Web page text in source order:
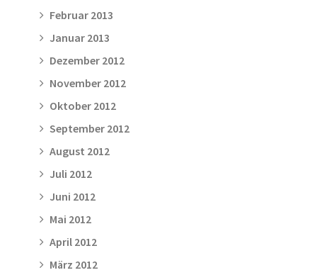
Februar 2013
Januar 2013
Dezember 2012
November 2012
Oktober 2012
September 2012
August 2012
Juli 2012
Juni 2012
Mai 2012
April 2012
März 2012